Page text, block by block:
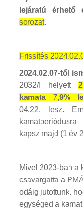
lejáratú érhető
sorozat.
Frissítés
2024.02.07-től
2032/I helyett
kamata 7,9%
04.22. lesz.
kapsz majd (1 év
Mivel 2023-ban a
csavargatta a
odáig jutottunk,
egységed a